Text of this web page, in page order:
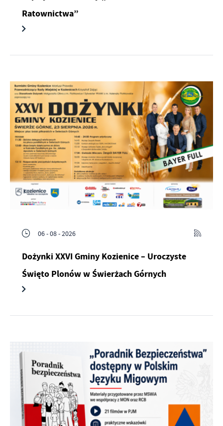
Ratownictwa”
06 - 08 - 2026
Dożynki XXVI Gminy Kozienice – Uroczyste
Święto Plonów w Świerżach Górnych